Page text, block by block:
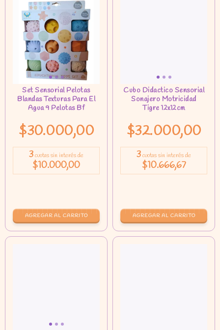
$30.000,00
3cuotas sin interés de
$10.000,00
$32.000,00
3cuotas sin interés de
$10.666,67